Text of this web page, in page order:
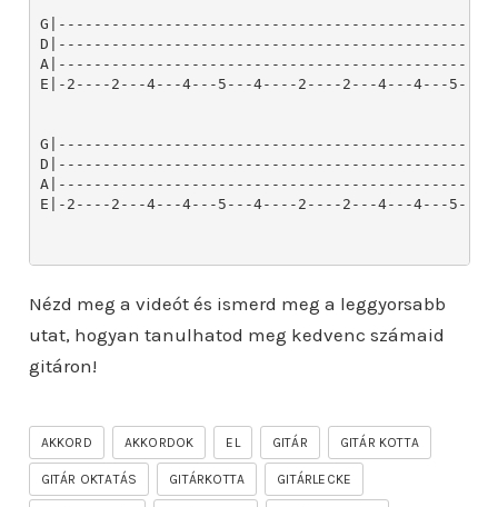
Nézd meg a videót és ismerd meg a leggyorsabb
utat, hogyan tanulhatod meg kedvenc számaid
gitáron!
AKKORD AKKORDOK EL GITÁR GITÁR KOTTA
GITÁR OKTATÁS GITÁRKOTTA GITÁRLECKE